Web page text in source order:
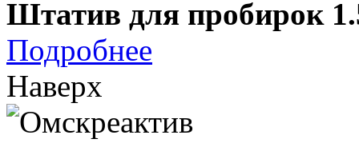
Штатив для пробирок
Подробнее
Наверх